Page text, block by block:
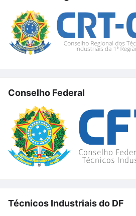
Conselho Federal
Técnicos Industriais do DF